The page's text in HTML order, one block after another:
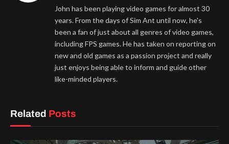
John has been playing video games for almost 30
years. From the days of Sim Ant until now, he's
been a fan of just about all genres of video games,
including FPS games. He has taken on reporting on
new and old games as a passion project and really
just enjoys being able to inform and guide other
like-minded players.
Related Posts